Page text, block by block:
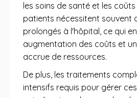
les soins de santé et les coûts
patients nécessitent souvent
prolongés à l'hôpital, ce qui
augmentation des coûts et
accrue de ressources.
De plus, les traitements
intensifs requis pour gérer